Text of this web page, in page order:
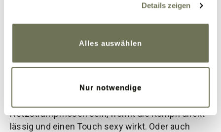
Cookies, wenn Sie unsere Webseite weiterhin nutzen.
Weitere Informationen finden Sie in unserer
Details zeigen
Alles auswählen
Nur notwendige
Strumpfhose über Eure Kompri und verändert
sein, wenn die Orange Pop mal für einen
Netzstrumpfhosen sein, womit die Kompri direkt
lässig und einen Touch sexy wirkt. Oder auch